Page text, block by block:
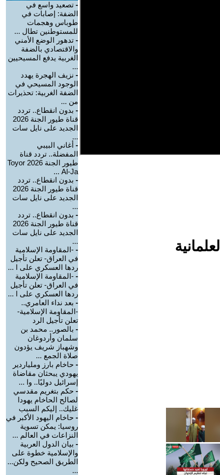
- تصعيد واسع في
الضفة: إصابات في
طوباس وهجمات
للمستوطنين تطال ...
- تدهور الوضع الأمني
والاقتصادي بالضفة
الغربية يدفع المسيحيين
...
- نزيف الهجرة يهدد
الوجود المسيحي في
الضفة الغربية: تحذيرات
من ...
- بدون انقطاع.. تردد
قناة طيور الجنة 2026
الجديد على نايل سات
...
- أغاني البيبي
المفضلة.. تردد قناة
طيور الجنة 2026 Toyor
Al-Ja ...
- بدون انقطاع.. تردد
قناة طيور الجنة 2026
الجديد على نايل سات
...
- بدون انقطاع.. تردد
قناة طيور الجنة 2026
الجديد على نايل سات
...
- -المقاومة الإسلامية
في العراق- تعلن تأجيل
ردها العسكري على ا ...
- -المقاومة الإسلامية
في العراق- تعلن تأجيل
ردها العسكري على ا ...
- بعد نداء العامري..
-المقاومة الإسلامية-
تعلن تأجيل الرد
- بالصور.. محمد بن
سلمان وأردوغان
وشهباز شريف يؤدون
صلاة الجمع ...
- حاخام بارز وملياردير
يهودي يبحثان مقاضاة
إسرائيل دوليًا.. وا ...
- حكم بتغريم مقدسي
لصالح الحاخام يهودا
غليك.. إليكم السبب
- حاخام اليهود الأكبر في
روسيا: يمكن تسوية
النزاعات في العالم ...
- بيان الدول العربية
والإسلامية خطوة على
الطريق الصحيح ولكن...
...